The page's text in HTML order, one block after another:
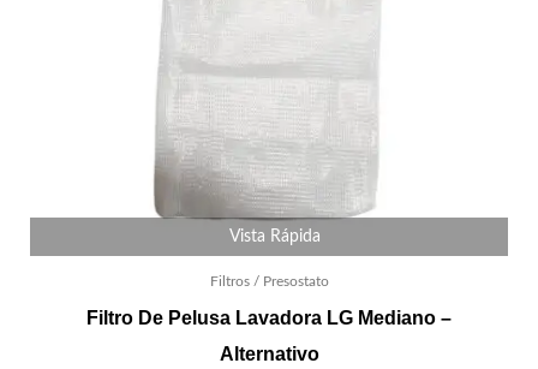
Vista Rápida
Filtros / Presostato
Filtro De Pelusa Lavadora LG Mediano –
Alternativo